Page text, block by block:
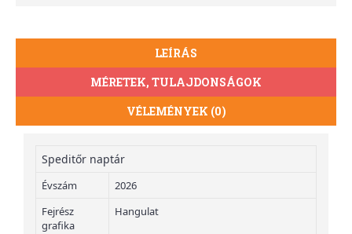
LEÍRÁS
MÉRETEK, TULAJDONSÁGOK
VÉLEMÉNYEK (0)
Speditőr naptár
Évszám
2026
Fejrész
grafika
Hangulat